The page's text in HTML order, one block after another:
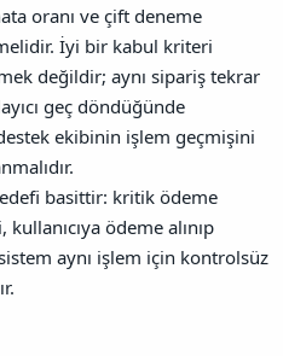
oranı ve çift deneme
İyi bir kabul kriteri
değildir; aynı sipariş tekrar
geç döndüğünde
ekibinin işlem geçmişini
basittir: kritik ödeme
ödeme alınıp
aynı işlem için kontrolsüz